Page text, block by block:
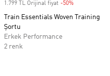
1.799 TL Orijinal fiyat -50%
Train Essentials Woven Training
Şortu
Erkek Performance
2 renk